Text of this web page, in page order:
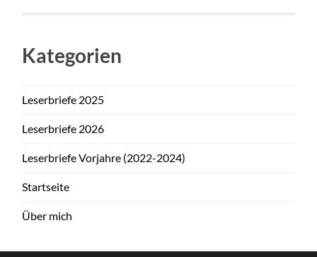
Kategorien
Leserbriefe 2025
Leserbriefe 2026
Leserbriefe Vorjahre (2022-2024)
Startseite
Über mich